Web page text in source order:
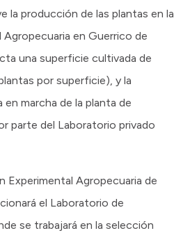
la producción de las plantas en la
en Guerrico de
una superficie cultivada de
por superficie), y la
marcha de la planta de
parte del Laboratorio privado
Experimental Agropecuaria de
el Laboratorio de
se trabajará en la selección